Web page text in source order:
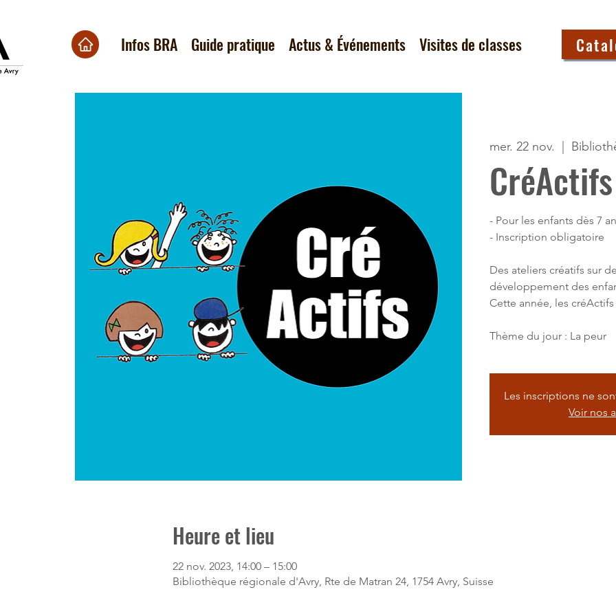
Infos BRA Guide pratique Actus & Événements Visites de classes
mer. 22 nov.
- Pour les enfants dès 7
- Inscription obligatoire
Des ateliers créatifs sur
développement des
Cette année, les
Les inscriptions ne
Voir nos
Heure et lieu
22 nov. 2023, 14:00 – 15:00
Bibliothèque régionale d'Avry, Rte de Matran 24, 1754 Avry, Suisse